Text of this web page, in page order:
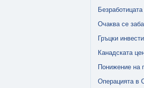
Очаква се
Гръцки
Канадската
Понижение на
Операцията в